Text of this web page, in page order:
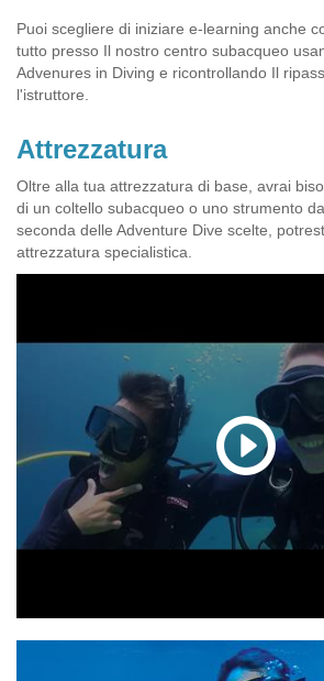
Puoi scegliere di iniziare e-learning anche
tutto presso Il nostro centro subacqueo
Advenures in Diving e ricontrollando Il
l'istruttore.
Attrezzatura
Oltre alla tua attrezzatura di base, avrai
di un coltello subacqueo o uno strumento
seconda delle Adventure Dive scelte,
attrezzatura specialistica.